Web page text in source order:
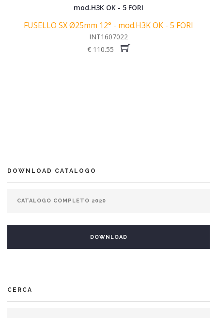
FUSELLO SX Ø25mm 12° - mod.H3K OK - 5 FORI
INT1607022
€ 110.55
DOWNLOAD CATALOGO
CERCA